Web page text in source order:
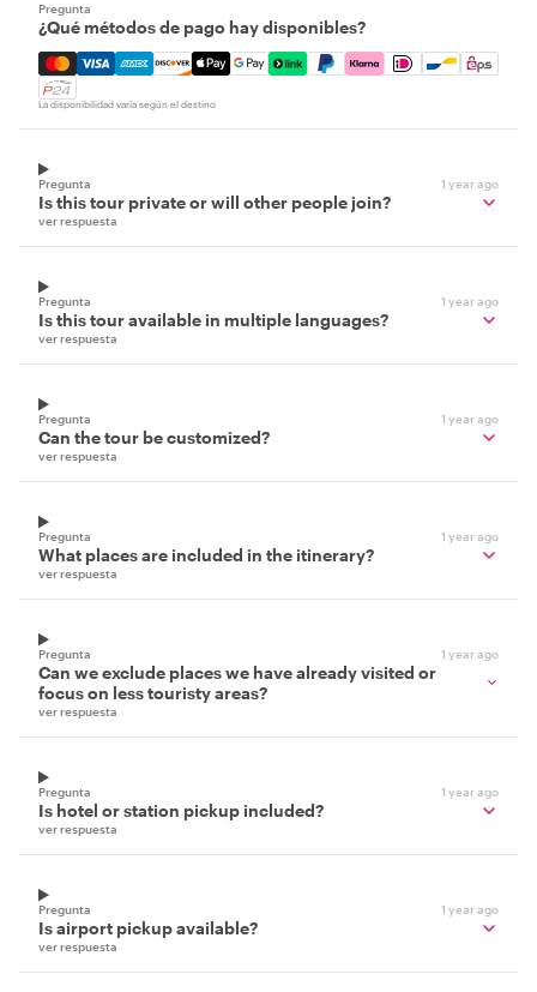
Pregunta
¿Qué métodos de pago hay disponibles?
Mastercard, Visa, Amex, Discover, Apple Pay, Google
La disponibilidad varía según el destino
Pregunta 1 year ago
Is this tour private or will other people join?
ver respuesta
Pregunta 1 year ago
Is this tour available in multiple languages?
ver respuesta
Pregunta 1 year ago
Can the tour be customized?
ver respuesta
Pregunta 1 year ago
What places are included in the itinerary?
ver respuesta
Pregunta 1 year ago
Can we exclude places we have already visited or
focus on less touristy areas?
ver respuesta
Pregunta 1 year ago
Is hotel or station pickup included?
ver respuesta
Pregunta 1 year ago
Is airport pickup available?
ver respuesta